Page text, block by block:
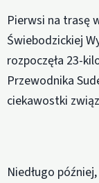
Pierwsi na trasę
Świebodzickiej
rozpoczęła 23-
Przewodnika
ciekawostki
Niedługo